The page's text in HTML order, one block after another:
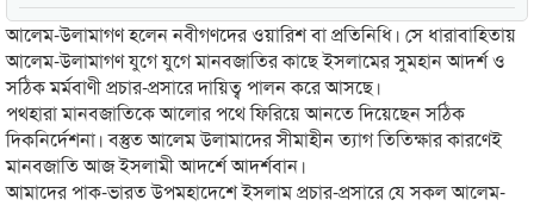
আলেম-উলামাগণ হলেন নবীগণদের ওয়ারিশ বা প্রতিনিধি। সে ধারাবাহিতায়
আলেম-উলামাগণ যুগে যুগে মানবজাতির কাছে ইসলামের সুমহান আদর্শ ও
সঠিক মর্মবাণী প্রচার-প্রসারে দায়িত্ব পালন করে আসছে।
পথহারা মানবজাতিকে আলোর পথে ফিরিয়ে আনতে দিয়েছেন সঠিক
দিকনির্দেশনা। বস্তুত আলেম উলামাদের সীমাহীন ত্যাগ তিতিক্ষার কারণেই
মানবজাতি আজ ইসলামী আদর্শে আদর্শবান।
আমাদের পাক-ভারত উপমহাদেশে ইসলাম প্রচার-প্রসারে যে সকল আলেম-